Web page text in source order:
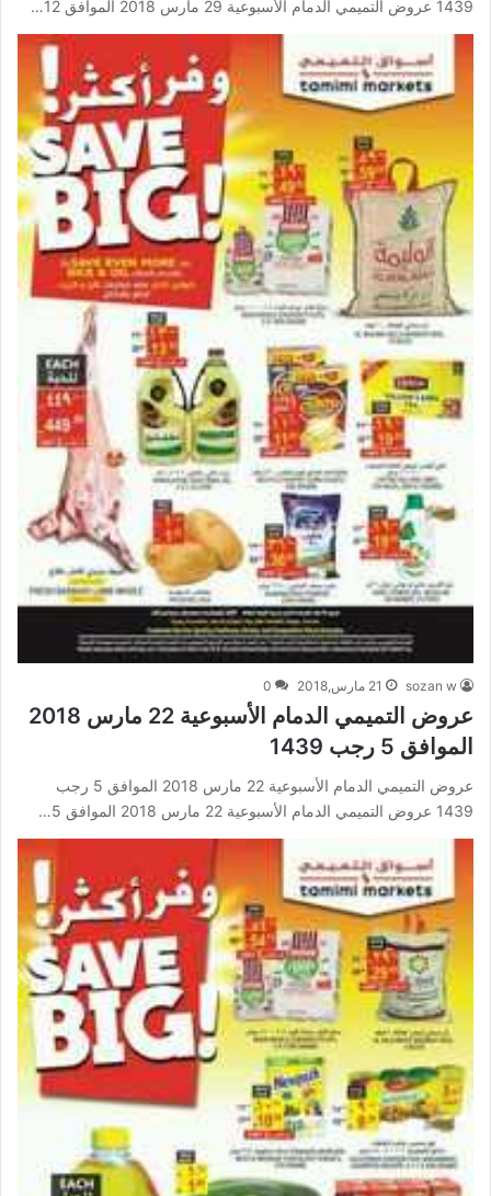
1439 عروض التميمي الدمام الأسبوعية 29 مارس 2018 الموافق 12…
sozan w 21 مارس,2018 0
عروض التميمي الدمام الأسبوعية 22 مارس 2018
الموافق 5 رجب 1439
عروض التميمي الدمام الأسبوعية 22 مارس 2018 الموافق 5 رجب
1439 عروض التميمي الدمام الأسبوعية 22 مارس 2018 الموافق 5…